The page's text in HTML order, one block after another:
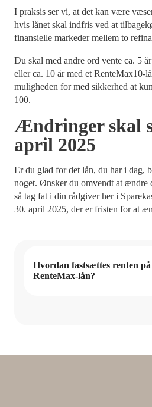
I praksis ser vi, at det kan være
hvis lånet skal indfris ved at
finansielle markeder mellem to
Du skal med andre ord vente ca. 5
eller ca. 10 år med et RenteMax10-
muligheden for med sikkerhed at
100.
Ændringer skal
april 2025
Er du glad for det lån, du har i dag,
noget. Ønsker du omvendt at
så tag fat i din rådgiver her i
30. april 2025, der er fristen for at
Hvordan fastsættes renten på
RenteMax-lån?